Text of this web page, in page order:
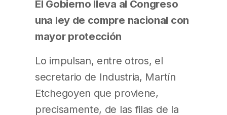
El Gobierno lleva al Congreso
una ley de compre nacional con
mayor protección
Lo impulsan, entre otros, el
secretario de Industria, Martín
Etchegoyen que proviene,
precisamente, de las filas de la